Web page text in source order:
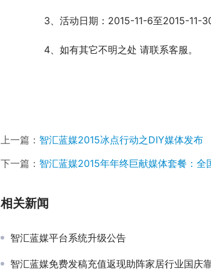
　　3、活动日期：2015-11-6至2015-11-30
	　　4、如有其它不明之处 请联系客服。
上一篇： 智汇蓝媒2015冰点行动之DIY媒体发布
下一篇： 智汇蓝媒2015年年终巨献媒体套餐：
相关新闻
智汇蓝媒平台系统升级公告
智汇蓝媒免费发稿充值返现助阵家居行业国庆